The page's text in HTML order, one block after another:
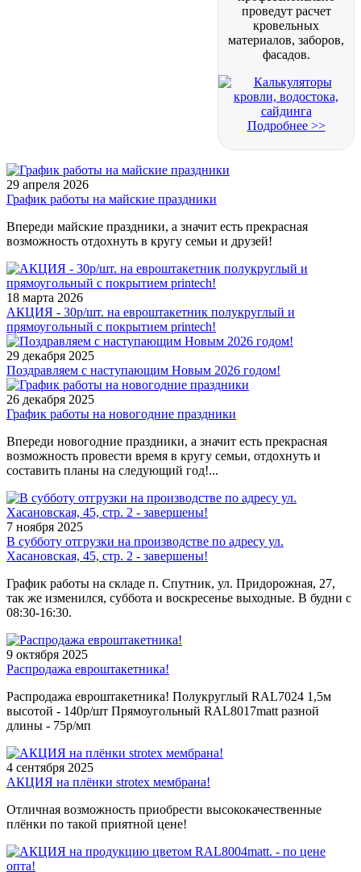
проведут расчет
кровельных
материалов, заборов,
фасадов.
Подробнее >>
29 апреля 2026
График работы на майские праздники
Впереди майские праздники, а значит есть прекрасная
возможность отдохнуть в кругу семьи и друзей!
18 марта 2026
АКЦИЯ - 30р/шт. на евроштакетник полукруглый и
прямоугольный с покрытием printech!
29 декабря 2025
Поздравляем с наступающим Новым 2026 годом!
26 декабря 2025
График работы на новогодние праздники
Впереди новогодние праздники, а значит есть прекрасная
возможность провести время в кругу семьи, отдохнуть и
составить планы на следующий год!...
7 ноября 2025
В субботу отгрузки на производстве по адресу ул.
Хасановская, 45, стр. 2 - завершены!
График работы на складе п. Спутник, ул. Придорожная, 27,
так же изменился, суббота и воскресенье выходные. В будни с
08:30-16:30.
9 октября 2025
Распродажа евроштакетника!
Распродажа евроштакетника! Полукруглый RAL7024 1,5м
высотой - 140р/шт Прямоугольный RAL8017matt разной
длины - 75р/мп
4 сентября 2025
АКЦИЯ на плёнки strotex мембрана!
Отличная возможность приобрести высококачественные
плёнки по такой приятной цене!